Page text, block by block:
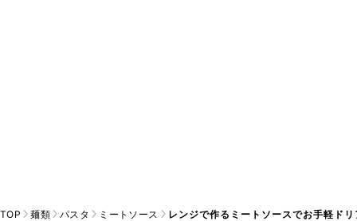
TOP 麺類 パスタ ミートソース レンジで作るミートソースでお手軽ドリ